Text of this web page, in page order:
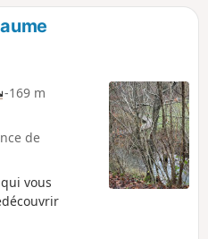
-169 m
de
vous